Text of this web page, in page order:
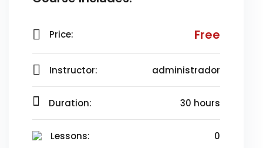
Price: Free
Instructor: administrador
Duration: 30 hours
Lessons: 0